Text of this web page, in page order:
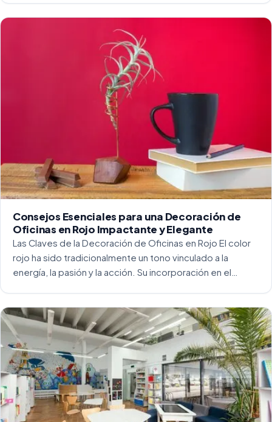
Consejos Esenciales para una Decoración de
Oficinas en Rojo Impactante y Elegante
Las Claves de la Decoración de Oficinas en Rojo El color
rojo ha sido tradicionalmente un tono vinculado a la
energía, la pasión y la acción. Su incorporación en el